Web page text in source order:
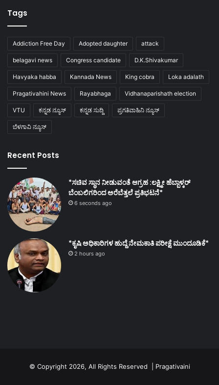
Tags
Addiction Free Day Adopted daughter attack
belagavi news Congress candidate D.K.Shivakumar
Havyaka habba Kannada News King cobra Loka adalath
Pragativahini News Rayabhaga Vidhanaparishath election
VTU ಕನ್ನಡ ನ್ಯೂಸ್ ಕನ್ನಡ ಸುದ್ದಿ ಪ್ರಗತಿವಾಹಿನಿ ನ್ಯೂಸ್
ಬೆಳಗಾವಿ ನ್ಯೂಸ್
Recent Posts
*ಸಚಿವ ಸ್ಥಾನ ನೀಡುವಂತೆ ಆಗ್ರಹ :ಲಕ್ಷ್ಮೀ ಹೆಬ್ಬಾಳ್ಕರ್
ಬೆಂಬಲಿಗರಿಂದ ಅರೆಬೆತ್ತಲೆ ಪ್ರತಿಭಟನೆ*
6 seconds ago
*ಕೃಷಿ ಅಧಿಕಾರಿಗಳ ಹುದ್ದೆ ನೇಮಕಾತಿ ಪರೀಕ್ಷೆ ಮುಂದೂಡಿಕೆ*
2 hours ago
© Copyright 2026, All Rights Reserved | Pragativaini